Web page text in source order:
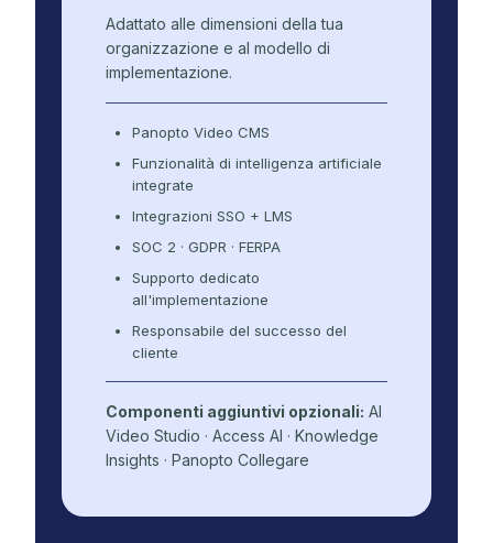
Adattato alle dimensioni della tua
organizzazione e al modello di
implementazione.
Panopto Video CMS
Funzionalità di intelligenza artificiale
integrate
Integrazioni SSO + LMS
SOC 2 · GDPR · FERPA
Supporto dedicato
all'implementazione
Responsabile del successo del
cliente
Componenti aggiuntivi opzionali: AI
Video Studio · Access AI · Knowledge
Insights · Panopto Collegare